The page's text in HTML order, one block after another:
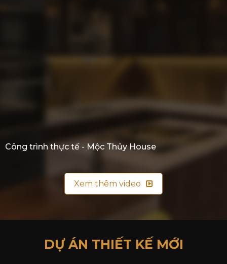
Công trình thực tế - Mộc Thủy House
Xem thêm video
DỰ ÁN THIẾT KẾ MỚI